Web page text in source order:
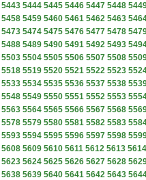
5443 5444 5445 5446 5447 5448
5458 5459 5460 5461 5462 5463
5473 5474 5475 5476 5477 5478
5488 5489 5490 5491 5492 5493
5503 5504 5505 5506 5507 5508
5518 5519 5520 5521 5522 5523
5533 5534 5535 5536 5537 5538
5548 5549 5550 5551 5552 5553
5563 5564 5565 5566 5567 5568
5578 5579 5580 5581 5582 5583
5593 5594 5595 5596 5597 5598
5608 5609 5610 5611 5612 5613 5614
5623 5624 5625 5626 5627 5628
5638 5639 5640 5641 5642 5643